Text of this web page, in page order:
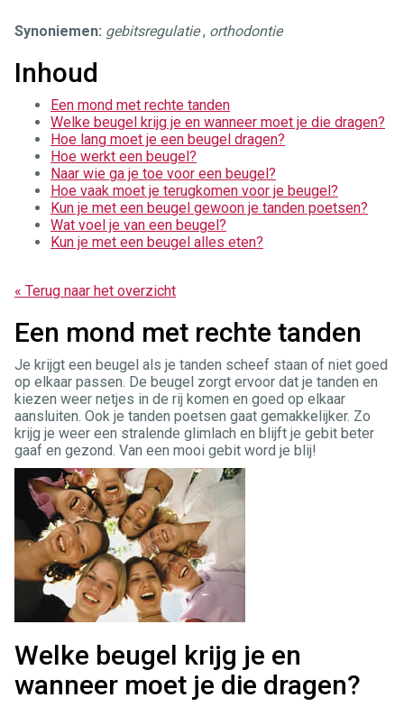
Synoniemen: gebitsregulatie, orthodontie
Inhoud
Een mond met rechte tanden
Welke beugel krijg je en wanneer moet je die dragen?
Hoe lang moet je een beugel dragen?
Hoe werkt een beugel?
Naar wie ga je toe voor een beugel?
Hoe vaak moet je terugkomen voor je beugel?
Kun je met een beugel gewoon je tanden poetsen?
Wat voel je van een beugel?
Kun je met een beugel alles eten?
« Terug naar het overzicht
Een mond met rechte tanden
Je krijgt een beugel als je tanden scheef staan of niet goed
op elkaar passen. De beugel zorgt ervoor dat je tanden en
kiezen weer netjes in de rij komen en goed op elkaar
aansluiten. Ook je tanden poetsen gaat gemakkelijker. Zo
krijg je weer een stralende glimlach en blijft je gebit beter
gaaf en gezond. Van een mooi gebit word je blij!
Welke beugel krijg je en
wanneer moet je die dragen?